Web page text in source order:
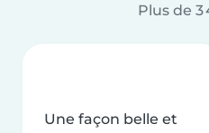
Plus de 3
Une façon belle et